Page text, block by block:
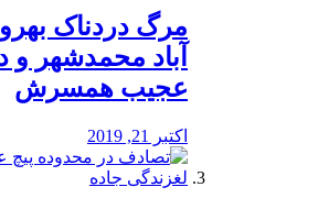
مرگ دردناک
آباد محمدشهر
عجیب همسرش
اکتبر 21, 2019